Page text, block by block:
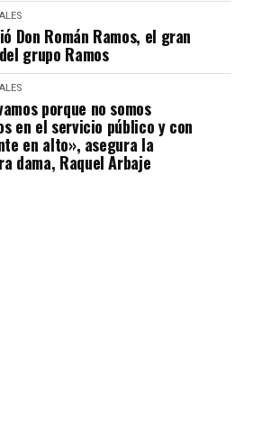
Don Román Ramos, el gran
grupo Ramos
porque no somos
en el servicio público y con
en alto», asegura la
dama, Raquel Arbaje